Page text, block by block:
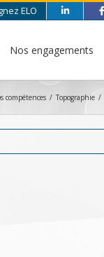
ELO
Nos engagements
compétences / Topographie /